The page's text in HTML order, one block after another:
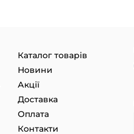
Каталог товарів
Новини
Акції
Доставка
Оплата
Контакти